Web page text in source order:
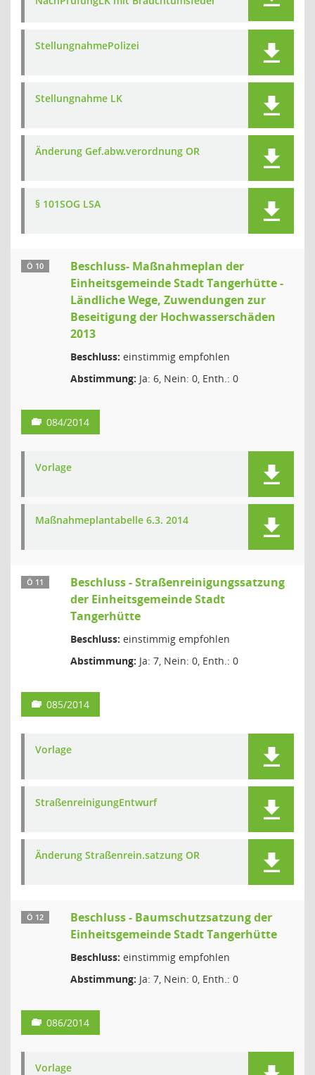
StellungnahmePolizei
Stellungnahme LK
Änderung Gef.abw.verordnung OR
§ 101SOG LSA
Ö 10
Beschluss- Maßnahmeplan der
Einheitsgemeinde Stadt Tangerhütte -
Ländliche Wege, Zuwendungen zur
Beseitigung der Hochwasserschäden
2013
Beschluss: einstimmig empfohlen
Abstimmung: Ja: 6, Nein: 0, Enth.: 0
084/2014
Vorlage
Maßnahmeplantabelle 6.3. 2014
Ö 11
Beschluss - Straßenreinigungssatzung
der Einheitsgemeinde Stadt
Tangerhütte
Beschluss: einstimmig empfohlen
Abstimmung: Ja: 7, Nein: 0, Enth.: 0
085/2014
Vorlage
StraßenreinigungEntwurf
Änderung Straßenrein.satzung OR
Ö 12
Beschluss - Baumschutzsatzung der
Einheitsgemeinde Stadt Tangerhütte
Beschluss: einstimmig empfohlen
Abstimmung: Ja: 7, Nein: 0, Enth.: 0
086/2014
Vorlage